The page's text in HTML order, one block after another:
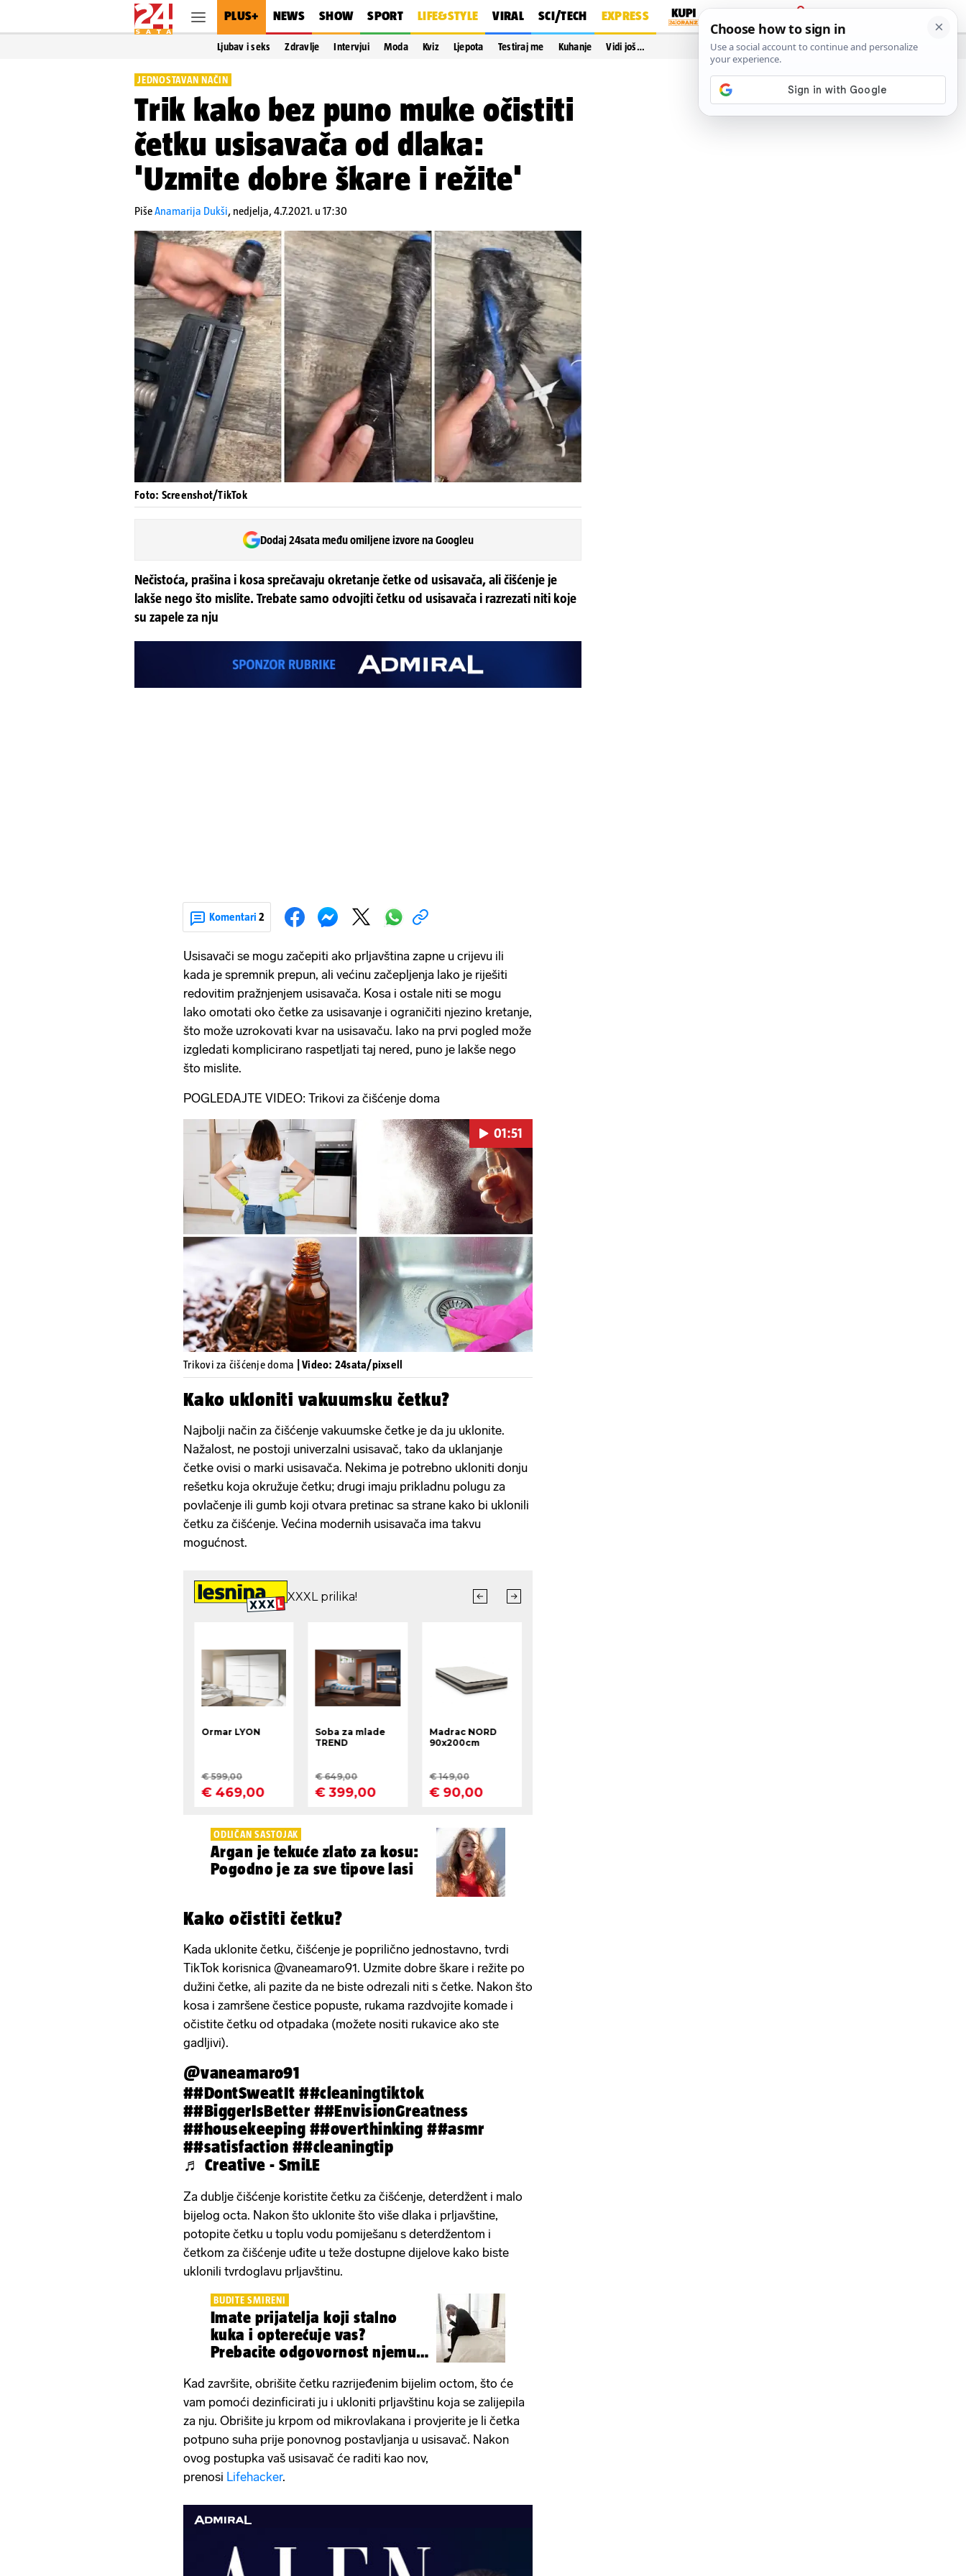
PLUS+ NEWS SHOW SPORT LIFE&STYLE VIRAL SCI/TECH EXPRESS
PRIJAVA
Ljubav i seks Zdravlje Intervjui Moda Kviz Ljepota Testiraj me Kuhanje Vidi još…
JEDNOSTAVAN NAČIN
Trik kako bez puno muke očistiti
četku usisavača od dlaka:
'Uzmite dobre škare i režite'
PišeAnamarija Dukši, nedjelja, 4.7.2021. u 17:30
Foto: Screenshot/TikTok
Dodaj 24sata među omiljene izvore na Googleu
Nečistoća, prašina i kosa sprečavaju okretanje četke od usisavača, ali čišćenje je
lakše nego što mislite. Trebate samo odvojiti četku od usisavača i razrezati niti koje
su zapele za nju
Komentari 2
Usisavači se mogu začepiti ako prljavština zapne u crijevu ili
kada je spremnik prepun, ali većinu začepljenja lako je riješiti
redovitim pražnjenjem usisavača. Kosa i ostale niti se mogu
lako omotati oko četke za usisavanje i ograničiti njezino kretanje,
što može uzrokovati kvar na usisavaču. Iako na prvi pogled može
izgledati komplicirano raspetljati taj nered, puno je lakše nego
što mislite.
POGLEDAJTE VIDEO: Trikovi za čišćenje doma
Pokretanje videa...
01:51
Trikovi za čišćenje doma | Video: 24sata/pixsell
Kako ukloniti vakuumsku četku?
Najbolji način za čišćenje vakuumske četke je da ju uklonite.
Nažalost, ne postoji univerzalni usisavač, tako da uklanjanje
četke ovisi o marki usisavača. Nekima je potrebno ukloniti donju
rešetku koja okružuje četku; drugi imaju prikladnu polugu za
povlačenje ili gumb koji otvara pretinac sa strane kako bi uklonili
četku za čišćenje. Većina modernih usisavača ima takvu
mogućnost.
ODLIČAN SASTOJAK
Argan je tekuće zlato za kosu:
Pogodno je za sve tipove lasi
Kako očistiti četku?
Kada uklonite četku, čišćenje je poprilično jednostavno, tvrdi
TikTok korisnica @vaneamaro91. Uzmite dobre škare i režite po
dužini četke, ali pazite da ne biste odrezali niti s četke. Nakon što
kosa i zamršene čestice popuste, rukama razdvojite komade i
očistite četku od otpadaka (možete nositi rukavice ako ste
gadljivi).
@vaneamaro91
##DontSweatIt ##cleaningtiktok
##BiggerIsBetter ##EnvisionGreatness
##housekeeping ##overthinking ##asmr
##satisfaction ##cleaningtip
♬ Creative - SmiLE
Za dublje čišćenje koristite četku za čišćenje, deterdžent i malo
bijelog octa. Nakon što uklonite što više dlaka i prljavštine,
potopite četku u toplu vodu pomiješanu s deterdžentom i
četkom za čišćenje uđite u teže dostupne dijelove kako biste
uklonili tvrdoglavu prljavštinu.
BUDITE SMIRENI
Imate prijatelja koji stalno
kuka i opterećuje vas?
Prebacite odgovornost njemu
Kad završite, obrišite četku razrijeđenim bijelim octom, što će
vam pomoći dezinficirati ju i ukloniti prljavštinu koja se zalijepila
za nju. Obrišite ju krpom od mikrovlakana i provjerite je li četka
potpuno suha prije ponovnog postavljanja u usisavač. Nakon
ovog postupka vaš usisavač će raditi kao nov,
prenosi Lifehacker.